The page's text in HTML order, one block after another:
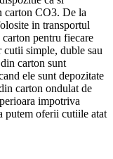
carton CO3. De la
in transportul
pentru fiecare
cutii simple, duble sau
carton sunt
ele sunt depozitate
carton ondulat de
impotriva
putem oferii cutiile atat